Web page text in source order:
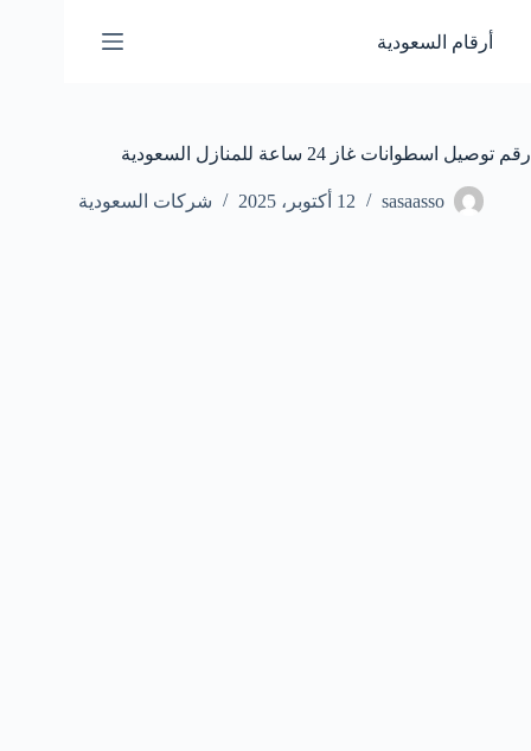
المحتوى
أرقام السعودية
رقم توصيل اسطوانات غاز 24 ساعة للمنازل السعودية
sasaasso 12 أكتوبر، 2025 شركات السعودية